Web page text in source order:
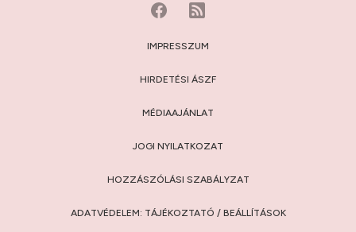
IMPRESSZUM
HIRDETÉSI ÁSZF
MÉDIAAJÁNLAT
JOGI NYILATKOZAT
HOZZÁSZÓLÁSI SZABÁLYZAT
ADATVÉDELEM: TÁJÉKOZTATÓ / BEÁLLÍTÁSOK